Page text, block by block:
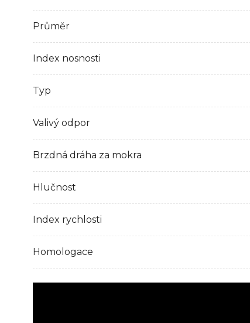
Průměr
Index nosnosti
Typ
Valivý odpor
Brzdná dráha za mokra
Hlučnost
Index rychlosti
Homologace